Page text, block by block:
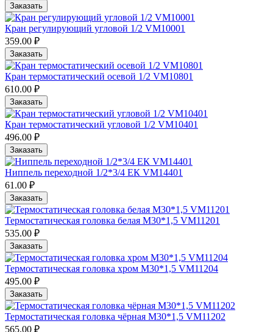
Заказать
Кран регулирующий угловой 1/2 VM10001
359.00 ₽
Заказать
Кран термостатический осевой 1/2 VM10801
610.00 ₽
Заказать
Кран термостатический угловой 1/2 VM10401
496.00 ₽
Заказать
Ниппель переходной 1/2*3/4 ЕК VM14401
61.00 ₽
Заказать
Термостатическая головка белая М30*1,5 VM11201
535.00 ₽
Заказать
Термостатическая головка хром М30*1,5 VM11204
495.00 ₽
Заказать
Термостатическая головка чёрная М30*1,5 VM11202
565.00 ₽